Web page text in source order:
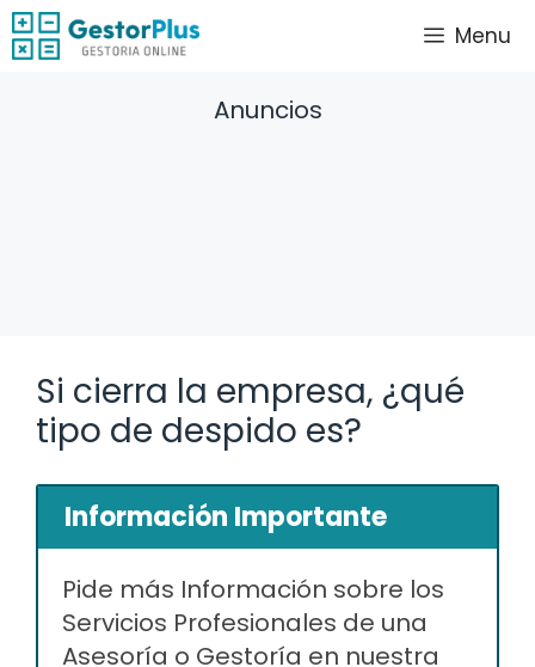
Saltar
al
Menu
Anuncios
Si cierra la empresa, ¿qué
tipo de despido es?
Información Importante
Pide más Información sobre los
Servicios Profesionales de una
Asesoría o Gestoría en nuestra